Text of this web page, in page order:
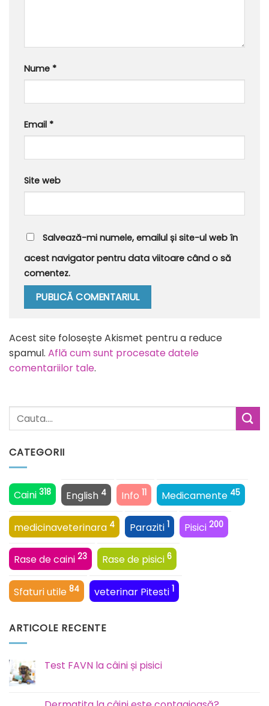
CATEGORII
Caini 318 English 4 Info 11 Medicamente 45
medicinaveterinara 4 Paraziti 1 Pisici 200
Rase de caini 23 Rase de pisici 6
Sfaturi utile 84 veterinar Pitesti 1
ARTICOLE RECENTE
Test FAVN la câini și pisici
Test
Nume *
Email *
Site web
Salvează-mi numele, emailul și site-ul web în
acest navigator pentru data viitoare când o să
comentez.
Acest site folosește Akismet pentru a reduce
spamul. Află cum sunt procesate datele
comentariilor tale.